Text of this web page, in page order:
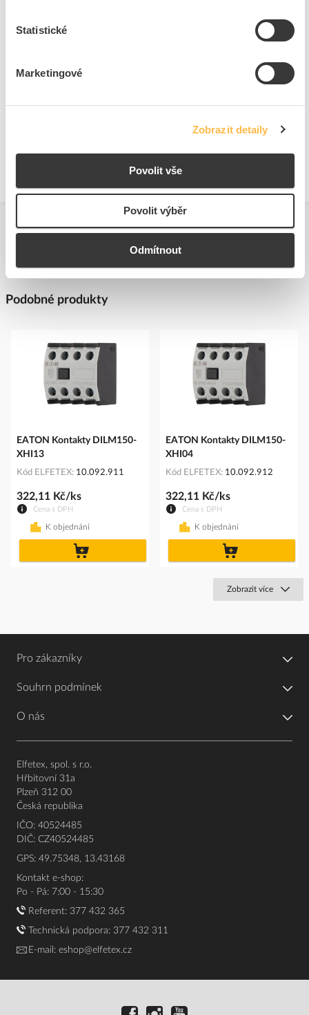
Statistické
Marketingové
Zobrazit detaily
Povolit vše
Povolit výběr
Odmítnout
Adresa: Komárovská 2406/57, 193 00 Praha 9 - Horní Počernice,
E-mail:EatonCareCZ@eaton.com
Technické dokumenty
Technická specifikace.pdf
Podobné produkty
EATON Kontakty DILM150-
XHI13
Kód ELFETEX 10.092.911
Cena s DPH
322,11 Kč/ks
K objednání
EATON Kontakty DILM150-
XHI04
Kód ELFETEX 10.092.912
Cena s DPH
322,11 Kč/ks
K objednání
Zobrazit více
Pro zákazníky
Souhrn podmínek
O nás
Elfetex, spol. s r.o.
Hřbitovní 31a
Plzeň 312 00
Česká republika
IČO: 40524485
DIČ: CZ40524485
GPS: 49.75348, 13.43168
Kontakt e-shop:
Po - Pá: 7:00 - 15:30
Referent: 377 432 365
Technická podpora: 377 432 311
E-mail: eshop@elfetex.cz